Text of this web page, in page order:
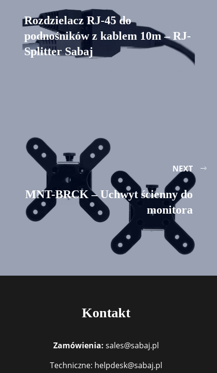
Rozdzielacz RJ-45 do
podnośników z kablem 10m – RJ-
Splitter Sabaj
NEXT
MNT-BRCK – Uchwyt ścienny do
monitora
Kontakt
Zamówienia: sales@sabaj.pl
Techniczne: helpdesk@sabaj.pl